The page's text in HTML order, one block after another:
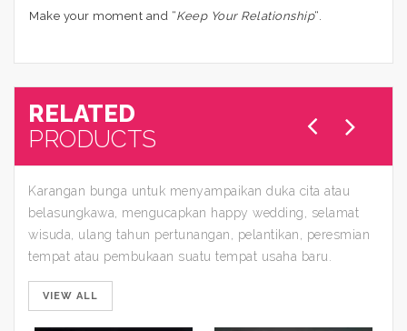
Make your moment and “Keep Your Relationship“.
RELATED
PRODUCTS
Karangan bunga untuk menyampaikan duka cita atau
belasungkawa, mengucapkan happy wedding, selamat
wisuda, ulang tahun pertunangan, pelantikan, peresmian
tempat atau pembukaan suatu tempat usaha baru.
VIEW ALL